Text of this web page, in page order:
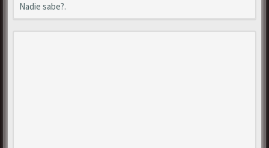
Nadie sabe?.